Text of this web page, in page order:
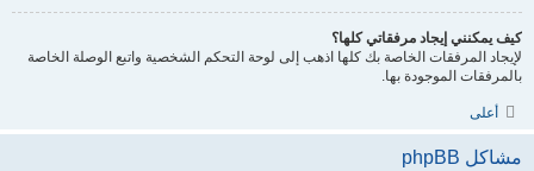
كيف يمكنني إيجاد مرفقاتي كلها؟
لإيجاد المرفقات الخاصة بك كلها اذهب إلى لوحة التحكم الشخصية واتبع الوصلة الخاصة
بالمرفقات الموجودة بها.
أعلى
مشاكل phpBB